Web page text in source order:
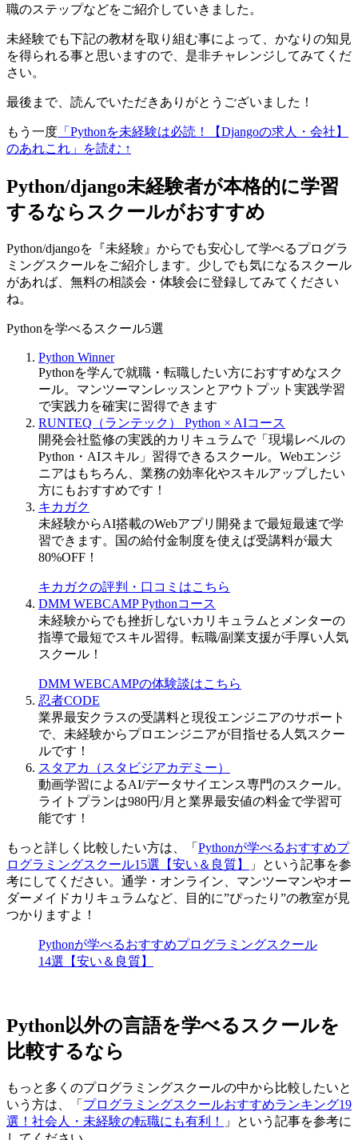
職のステップなどをご紹介していきました。
未経験でも下記の教材を取り組む事によって、かなりの知見
を得られる事と思いますので、是非チャレンジしてみてくだ
さい。
最後まで、読んでいただきありがとうございました！
もう一度 「Pythonを未経験は必読！【Djangoの求人・会社】
のあれこれ」を読む ↑
Python/django未経験者が本格的に学習
するならスクールがおすすめ
Python/djangoを『未経験』からでも安心して学べるプログラ
ミングスクールをご紹介します。少しでも気になるスクール
があれば、無料の相談会・体験会に登録してみてください
ね。
Pythonを学べるスクール5選
Python Winner
Pythonを学んで就職・転職したい方におすすめなスク
ール。マンツーマンレッスンとアウトプット実践学習
で実践力を確実に習得できます
RUNTEQ（ランテック） Python × AIコース
開発会社監修の実践的カリキュラムで「現場レベルの
Python・AIスキル」習得できるスクール。Webエンジ
ニアはもちろん、業務の効率化やスキルアップしたい
方にもおすすめです！
キカガク
未経験からAI搭載のWebアプリ開発まで最短最速で学
習できます。国の給付金制度を使えば受講料が最大
80%OFF！
キカガクの評判・口コミはこちら
DMM WEBCAMP Pythonコース
未経験からでも挫折しないカリキュラムとメンターの
指導で最短でスキル習得。転職/副業支援が手厚い人気
スクール！
DMM WEBCAMPの体験談はこちら
忍者CODE
業界最安クラスの受講料と現役エンジニアのサポート
で、未経験からプロエンジニアが目指せる人気スクー
ルです！
スタアカ（スタビジアカデミー）
動画学習によるAI/データサイエンス専門のスクール。
ライトプランは980円/月と業界最安値の料金で学習可
能です！
もっと詳しく比較したい方は、「 Pythonが学べるおすすめプ
ログラミングスクール15選【安い＆良質】
」という記事を参
考にしてください。通学・オンライン、マンツーマンやオー
ダーメイドカリキュラムなど、目的に”ぴったり”の教室が見
つかりますよ！
Pythonが学べるおすすめプログラミングスクール
14選【安い＆良質】
Python以外の言語を学べるスクールを
比較するなら
もっと多くのプログラミングスクールの中から比較したいと
いう方は、「 プログラミングスクールおすすめランキング19
選！社会人・未経験の転職にも有利！
」という記事を参考に